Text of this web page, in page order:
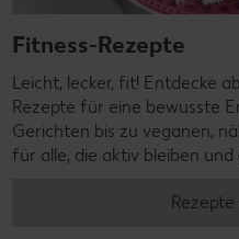
Fitness-Rezepte
Leicht, lecker, fit! Entdecke
Rezepte für eine bewusste
Gerichten bis zu veganen,
für alle, die aktiv bleiben und